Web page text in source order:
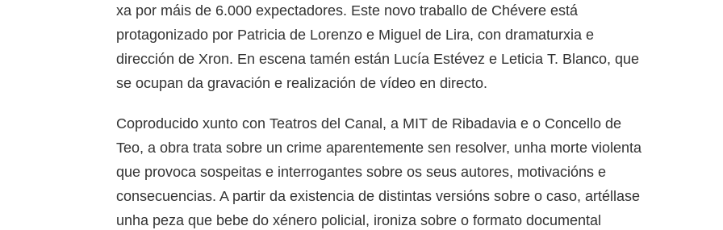
xa por máis de 6.000 expectadores. Este novo traballo de Chévere está
protagonizado por Patricia de Lorenzo e Miguel de Lira, con dramaturxia e
dirección de Xron. En escena tamén están Lucía Estévez e Leticia T. Blanco, que
se ocupan da gravación e realización de vídeo en directo.
Coproducido xunto con Teatros del Canal, a MIT de Ribadavia e o Concello de
Teo, a obra trata sobre un crime aparentemente sen resolver, unha morte violenta
que provoca sospeitas e interrogantes sobre os seus autores, motivacións e
consecuencias. A partir da existencia de distintas versións sobre o caso, artéllase
unha peza que bebe do xénero policial, ironiza sobre o formato documental